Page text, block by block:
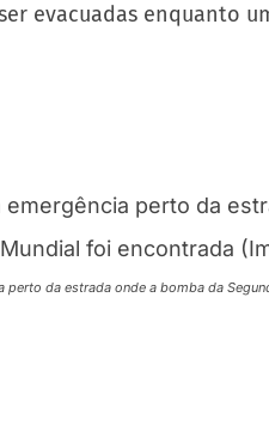
evacuadas
perto da estrada onde a bomba da